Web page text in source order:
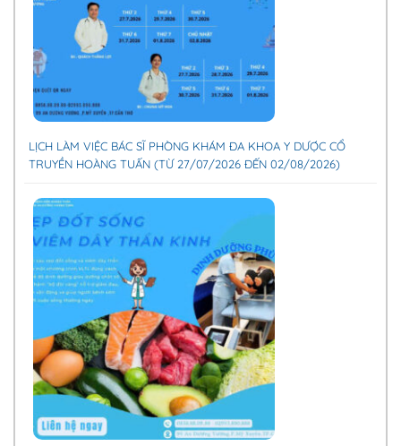
LỊCH LÀM VIỆC BÁC SĨ PHÒNG KHÁM ĐA KHOA Y DƯỢC CỔ
TRUYỀN HOÀNG TUẤN (TỪ 27/07/2026 ĐẾN 02/08/2026)